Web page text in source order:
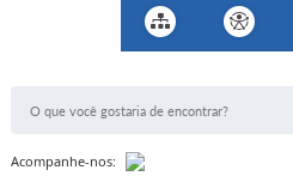
Acompanhe-nos: